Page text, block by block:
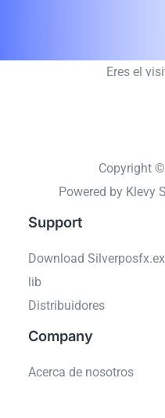
Eres el
Copyright
Powered by Klevy
Support
Download
lib
Distribuidores
Company
Acerca de nosotros